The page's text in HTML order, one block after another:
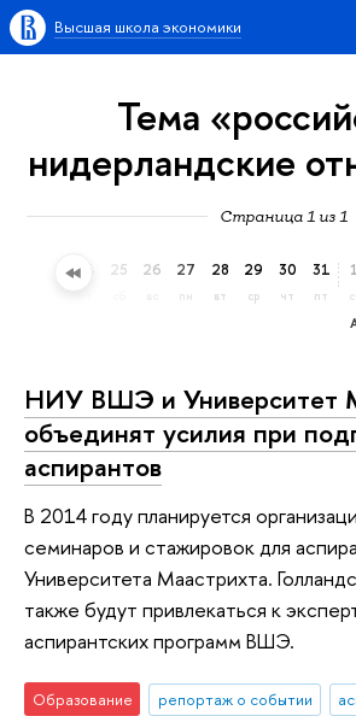
Высшая школа экономики
Тема
нидерландские
Страница 1 из 1
24 25 26 27
пн
28
вт
29
ср
30
чт
31
пт
НИУ ВШЭ и Университет
объединят усилия при
аспирантов
В 2014 году планируется
семинаров и стажировок для
Университета Маастрихта.
также будут привлекаться к
аспирантских программ ВШЭ.
Образование репортаж о событии